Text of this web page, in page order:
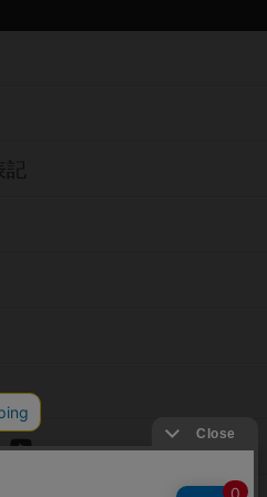
記